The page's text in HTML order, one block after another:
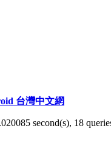
台灣中文網
second(s), 18